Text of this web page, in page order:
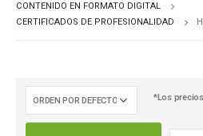
CONTENIDO EN FORMATO DIGITAL
CERTIFICADOS DE PROFESIONALIDAD
*Los